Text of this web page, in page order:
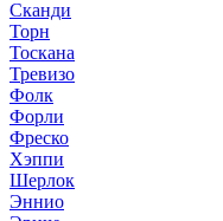
Сканди
Торн
Тоскана
Тревизо
Фолк
Форли
Фреско
Хэппи
Шерлок
Эннио